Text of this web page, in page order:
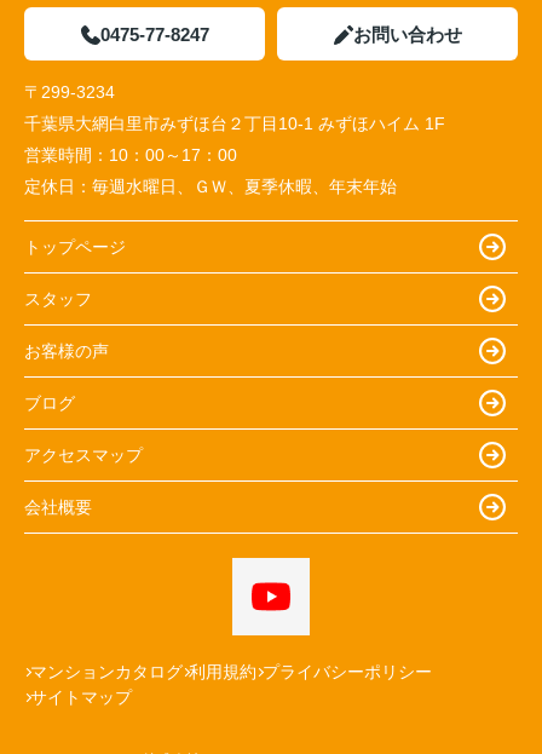
0475-77-8247 お問い合わせ
〒299-3234
千葉県大網白里市みずほ台２丁目10-1 みずほハイム 1F
営業時間： 10：00～17：00
定休日： 毎週水曜日、ＧＷ、夏季休暇、年末年始
トップページ
スタッフ
お客様の声
ブログ
アクセスマップ
会社概要
マンションカタログ 利用規約 プライバシーポリシー
サイトマップ